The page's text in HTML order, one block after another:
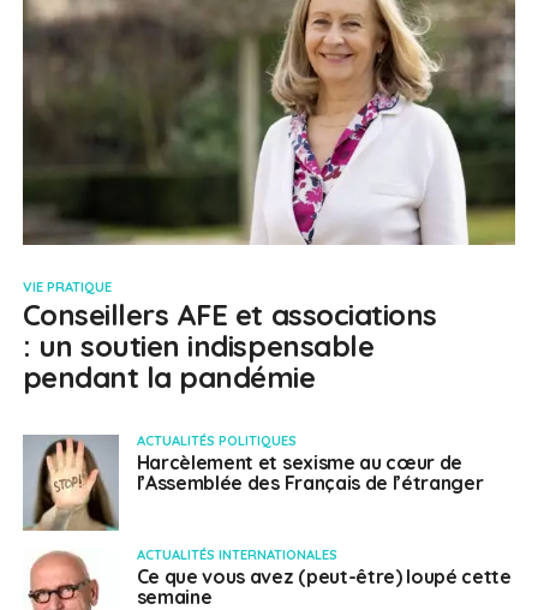
VIE PRATIQUE
Conseillers AFE et associations
: un soutien indispensable
pendant la pandémie
ACTUALITÉS POLITIQUES
Harcèlement et sexisme au cœur de
l’Assemblée des Français de l’étranger
ACTUALITÉS INTERNATIONALES
Ce que vous avez (peut-être) loupé cette
semaine